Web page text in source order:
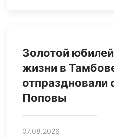
Золотой
жизни в
отпраздновали
Поповы
07.08.2026